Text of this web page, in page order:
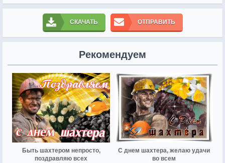
СКАЧАТЬ ОТПРАВИТЬ
Рекомендуем
Быть шахтером непросто,
поздравляю всех
С днем шахтера, желаю удачи
во всем